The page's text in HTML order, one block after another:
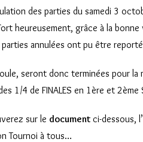
des parties du samedi 3
heureusement, grâce à la
annulées ont pu être
seront donc terminées pour
1/4 de FINALES en 1ère et
sur le document ci-dessous,
Tournoi à tous…